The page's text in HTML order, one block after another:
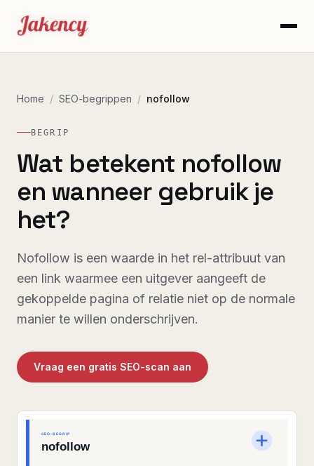
Home / SEO-begrippen / nofollow
BEGRIP
Wat betekent nofollow
en wanneer gebruik je
het?
Nofollow is een waarde in het rel-attribuut van
een link waarmee een uitgever aangeeft de
gekoppelde pagina of relatie niet op de normale
manier te willen onderschrijven.
Vraag een gratis SEO-scan aan